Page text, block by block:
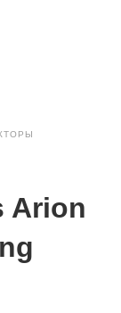
Arion